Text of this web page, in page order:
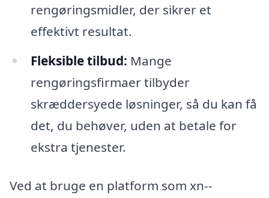
rengøringsmidler, der sikrer et
effektivt resultat.
Fleksible tilbud: Mange
rengøringsfirmaer tilbyder
skræddersyede løsninger, så du kan få
det, du behøver, uden at betale for
ekstra tjenester.
Ved at bruge en platform som xn--